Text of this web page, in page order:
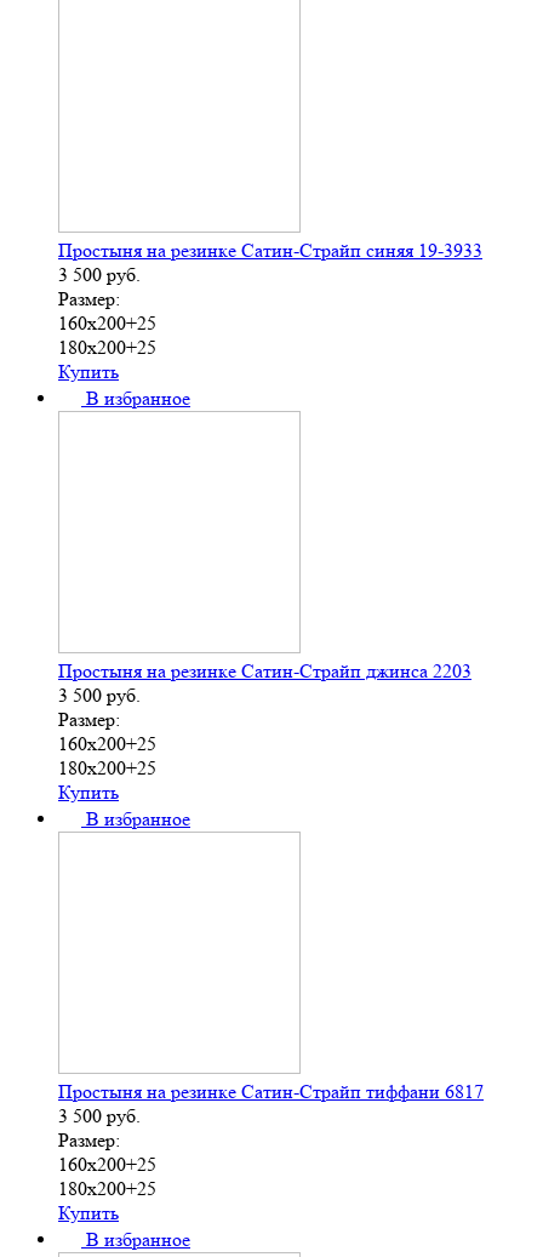
Простыня на резинке Сатин-Страйп синяя 19-3933
3 500 руб.
Размер:
160х200+25
180х200+25
Купить
В избранное
Простыня на резинке Сатин-Страйп джинса 2203
3 500 руб.
Размер:
160х200+25
180х200+25
Купить
В избранное
Простыня на резинке Сатин-Страйп тиффани 6817
3 500 руб.
Размер:
160х200+25
180х200+25
Купить
В избранное